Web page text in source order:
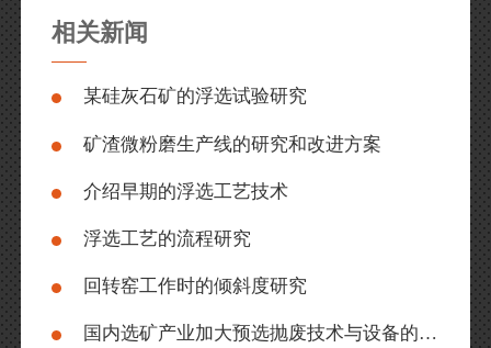
相关新闻
某硅灰石矿的浮选试验研究
矿渣微粉磨生产线的研究和改进方案
介绍早期的浮选工艺技术
浮选工艺的流程研究
回转窑工作时的倾斜度研究
国内选矿产业加大预选抛废技术与设备的研究力度